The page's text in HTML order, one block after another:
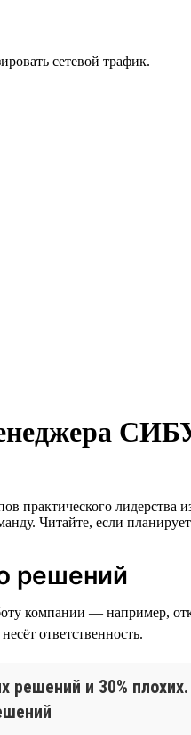
сетевой трафик.
практического
Читайте, если
решений
компании — например,
ответственность.
и 30%